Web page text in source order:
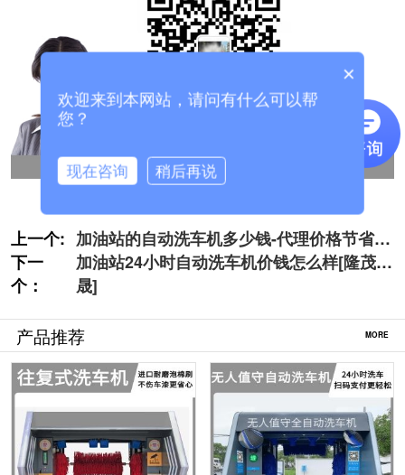
上一个: 加油站的自动洗车机多少钱-代理价格节省差
价30%[隆茂鑫晟]
下一
个：
加油站24小时自动洗车机价钱怎么样[隆茂鑫
晟]
产品推荐 MORE
×
欢迎来到本网站，请问有什么可以帮
您？
现在咨询 稍后再说